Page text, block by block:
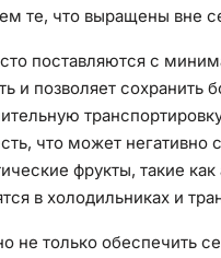
те, что выращены вне
поставляются с
и позволяет
что может негативно
фрукты, такие
в холодильниках и
не только обеспечить